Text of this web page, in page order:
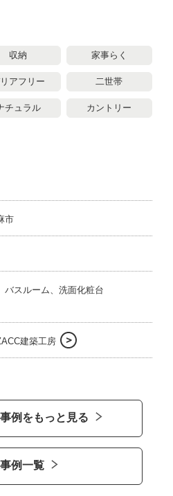
収納 家事らく
アフリー 二世帯
チュラル カントリー
市
バスルーム、洗面化粧台
建築工房
例をもっと見る
例一覧